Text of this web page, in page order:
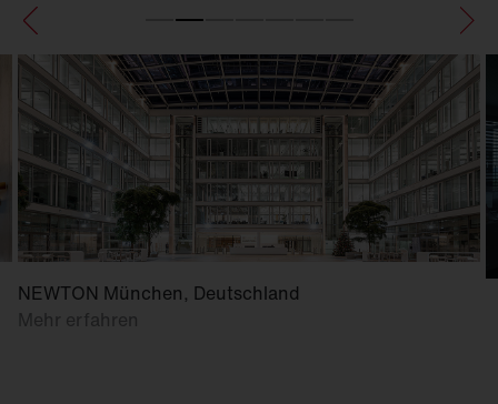
NEWTON München, Deutschland
Mehr erfahren